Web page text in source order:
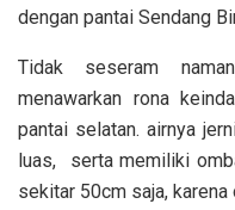
dengan pantai Sendang
Tidak seseram
menawarkan rona
pantai selatan. airnya
luas, serta memiliki
sekitar 50cm saja,